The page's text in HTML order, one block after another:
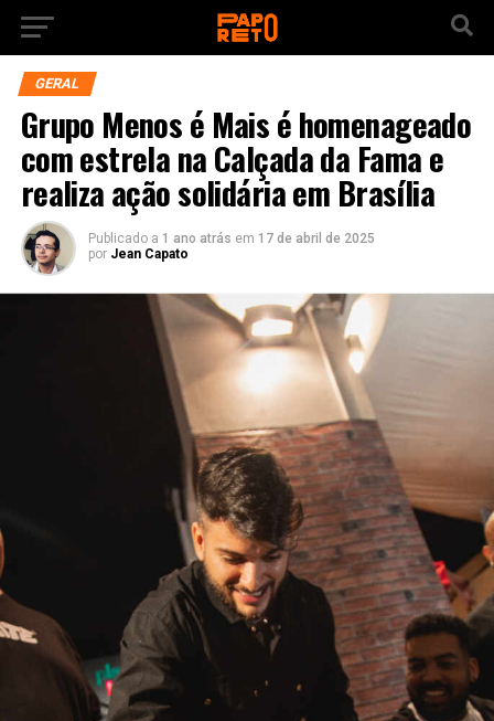
GERAL
Grupo Menos é Mais é homenageado
com estrela na Calçada da Fama e
realiza ação solidária em Brasília
Publicado a 1 ano atrás em 17 de abril de 2025
por Jean Capato